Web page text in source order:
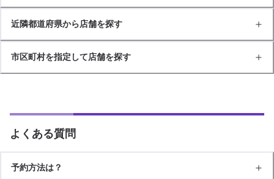
近隣都道府県から店舗を探す
市区町村を指定して店舗を探す
よくある質問
予約方法は？